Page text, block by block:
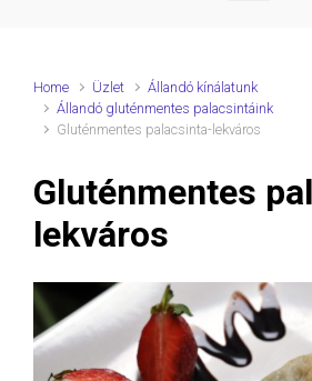
Home Üzlet
Állandó kínálatunk
Állandó gluténmentes palacsintáink
Gluténmentes palacsinta-lekváros
Gluténmentes
lekváros